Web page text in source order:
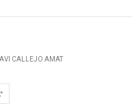
CALLEJO AMAT